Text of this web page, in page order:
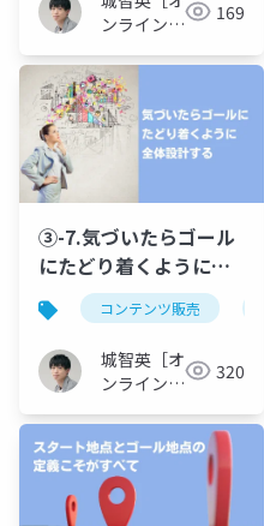
り込む台本制作で「話
せない…」を無くす
ンライン講
ター］
169
③-7.気づいたらゴール
にたどり着くように全
体設計する@受講生が
満足しファン化するオ
ンライン講座カリキュ
ラムの作り方！アウト
ラインを作り込む台本
制作で「話せない…」
を無くす
コンテンツ販売
城智英［オ
ンライン講
ター］
320